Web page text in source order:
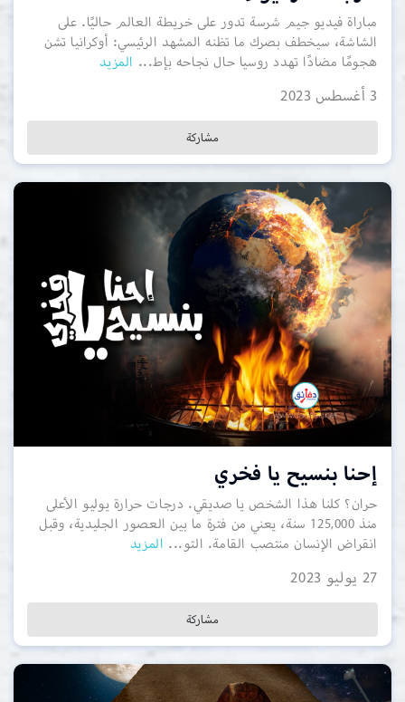
مباراة فيديو جيم شرسة تدور على خريطة العالم حاليًا. على
الشاشة، سيخطف بصرك ما تظنه المشهد الرئيسي: أوكرانيا تشن
هجومًا مضادًا تهدد روسيا حال نجاحه بإط... المزيد
3 أغسطس 2023
مشاركة
إحنا بنسيح يا فخري
حران؟ كلنا هذا الشخص يا صديقي. درجات حرارة يوليو الأعلى
منذ 125,000 سنة، يعني من فترة ما بين العصور الجليدية، وقبل
انقراض الإنسان منتصب القامة. التو... المزيد
27 يوليو 2023
مشاركة